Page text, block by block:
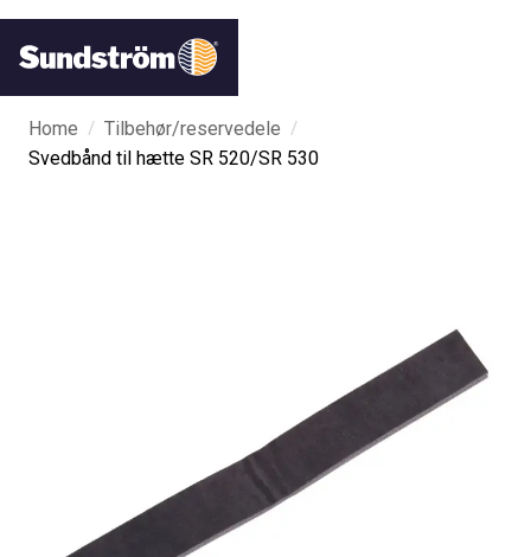
Home / Tilbehør/reservedele /
Svedbånd til hætte SR 520/SR 530